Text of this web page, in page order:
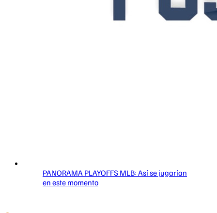
PANORAMA PLAYOFFS MLB: Así se jugarían
en este momento